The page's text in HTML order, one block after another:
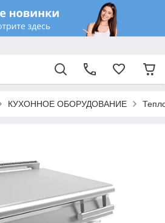
КУХОННОЕ ОБОРУДОВАНИЕ